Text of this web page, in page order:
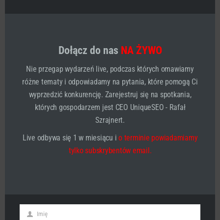
7p
4c
5p
Czy mix marketingowy to
właściwa koncepcja
Każde przedsiębiorstwo może skorzystać zdobywając
zdaniem najważniejsze u Ciebie w firmie? People,
Dołącz do nas NA ŻYWO
Nie przegap wydarzeń live, podczas których omawiamy
różne tematy i odpowiadamy na pytania, które pomogą Ci
wyprzedzić konkurencję. Zarejestruj się na spotkania,
których gospodarzem jest CEO UniqueSEO - Rafał
Szrajnert.
Live odbywa się 1 w miesiącu i o terminie powiadamiamy
tylko subskrybentów email.
First
Imię